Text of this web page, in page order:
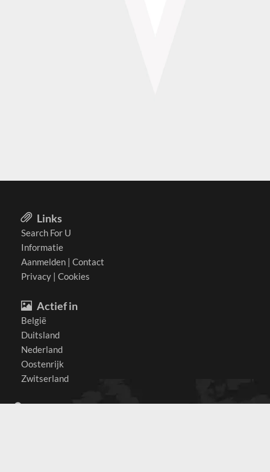
Links
Search For U
Informatie
Aanmelden | Contact
Privacy | Cookies
Actief in
België
Duitsland
Nederland
Oostenrijk
Zwitserland
Contact